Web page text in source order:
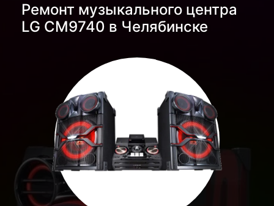
Ремонт музыкального центра
LG CM9740 в Челябинске